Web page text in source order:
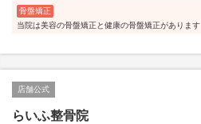
骨盤矯正
当院は美容の骨盤矯正と健康の骨盤矯正があります
店舗公式
らいふ整骨院